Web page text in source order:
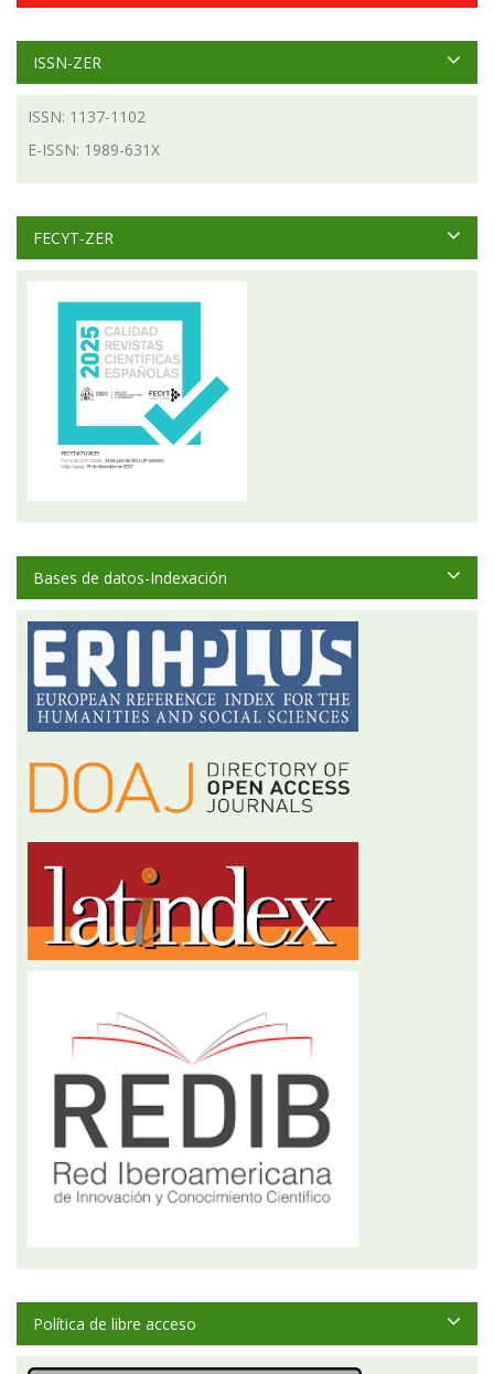
ISSN-ZER
ISSN: 1137-1102
E-ISSN: 1989-631X
FECYT-ZER
Bases de datos-Indexación
Política de libre acceso